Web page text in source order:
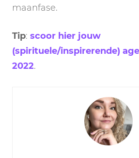
maanfase.
Tip: scoor hier jouw
(spirituele/inspirerende)
2022.